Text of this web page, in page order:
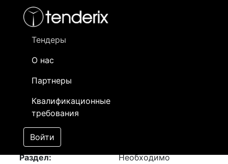
Тендеры
О нас
Партнеры
Квалификационные
требования
Войти
- активный лот
- сохраненный лот (не опубликован)
Закупка: Шкаф
АСКУЭ[Завершен]
Лот №:
АУКЦИОН (покупка
товара)
Раздел:
Необходимо